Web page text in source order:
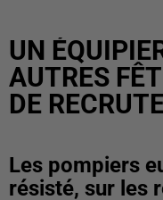
UN
AUTRES
DE
Les pompiers
résisté, sur les